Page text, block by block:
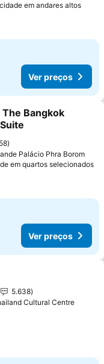
em andares altos
Ver preços
aos favoritos
Bangkok
Palácio Phra Borom
em quartos selecionados
Ver preços
aos favoritos
5.638
Cultural Centre